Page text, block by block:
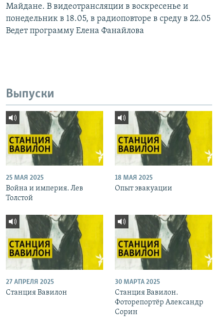
Майдане. В видеотрансляции в воскресенье и
понедельник в 18.05, в радиоповторе в среду в 22.05
Ведет программу Елена Фанайлова
Выпуски
25 МАЯ 2025
Война и империя. Лев
Толстой
18 МАЯ 2025
Опыт эвакуации
27 АПРЕЛЯ 2025
Станция Вавилон
30 МАРТА 2025
Станция Вавилон.
Фоторепортёр Александр
Сорин